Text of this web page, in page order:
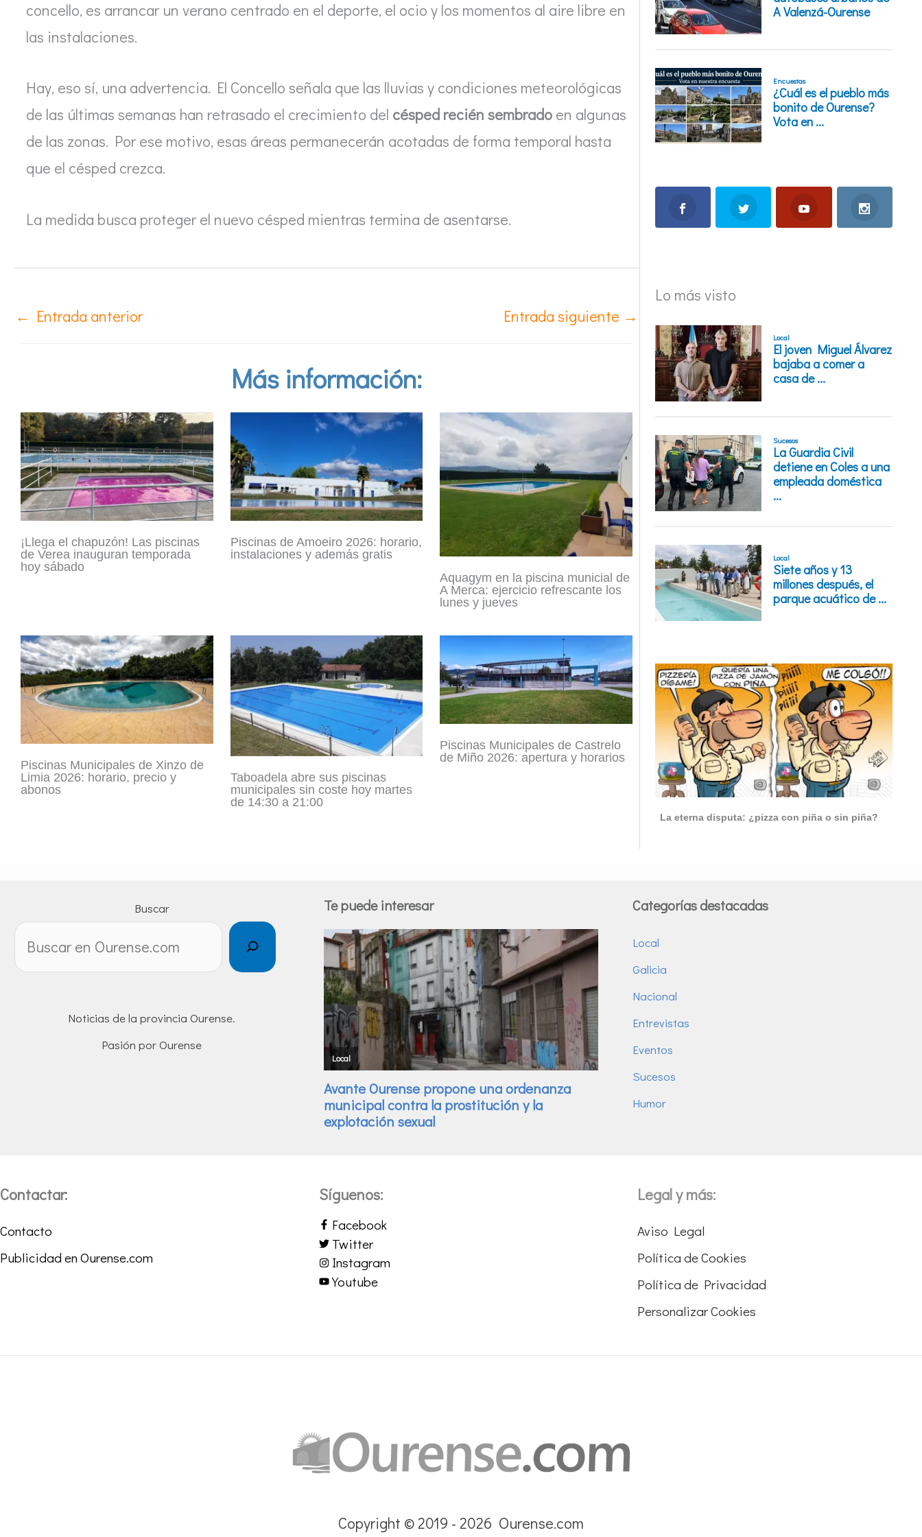
concello, es arrancar un verano centrado en el deporte, el ocio y los momentos al aire libre en
las instalaciones.
Hay, eso sí, una advertencia. El Concello señala que las lluvias y condiciones meteorológicas
de las últimas semanas han retrasado el crecimiento del césped recién sembrado en algunas
de las zonas. Por ese motivo, esas áreas permanecerán acotadas de forma temporal hasta
que el césped crezca.
La medida busca proteger el nuevo césped mientras termina de asentarse.
← Entrada anterior Entrada siguiente →
Más información:
¡Llega el chapuzón! Las piscinas
de Verea inauguran temporada
hoy sábado
Piscinas de Amoeiro 2026: horario,
instalaciones y además gratis
Aquagym en la piscina municial de
A Merca: ejercicio refrescante los
lunes y jueves
Piscinas Municipales de Xinzo de
Limia 2026: horario, precio y
abonos
Taboadela abre sus piscinas
municipales sin coste hoy martes
de 14:30 a 21:00
Piscinas Municipales de Castrelo
de Miño 2026: apertura y horarios
Lo más visto
La eterna disputa: ¿pizza con piña o sin piña?
Buscar
Noticias de la provincia Ourense.
Pasión por Ourense
Te puede interesar Categorías destacadas
Local
Galicia
Nacional
Entrevistas
Eventos
Sucesos
Humor
Contactar:
Contacto
Publicidad en Ourense.com
Síguenos:
Facebook
Twitter
Instagram
Youtube
Legal y más:
Aviso Legal
Política de Cookies
Política de Privacidad
Personalizar Cookies
Copyright © 2019 - 2026 Ourense.com